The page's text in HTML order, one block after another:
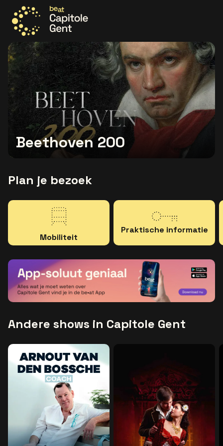
Ga naar de homepage
Beethoven 200
Plan je bezoek
Mobiliteit
Praktische informatie
Andere shows in Capitole Gent